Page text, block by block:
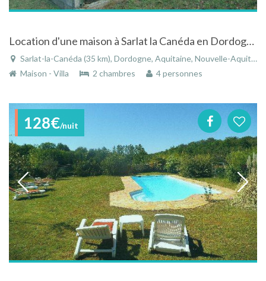
Location d'une maison à Sarlat la Canéda en Dordogne en Périgord Noir
Sarlat-la-Canéda (35 km), Dordogne, Aquitaine, Nouvelle-Aquitaine, France
Maison - Villa
2 chambres 4 personnes
128€/nuit